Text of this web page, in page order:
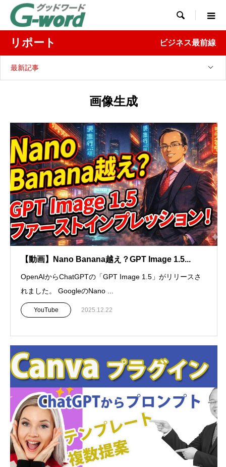

リポート ビジネス最前線
最新記事
画像生成
【動画】Nano Banana越え？GPT Image 1.5...
OpenAIからChatGPTの「GPT Image 1.5」がリリースさ
れました。 GoogleのNano ...
YouTube 2025.12.22